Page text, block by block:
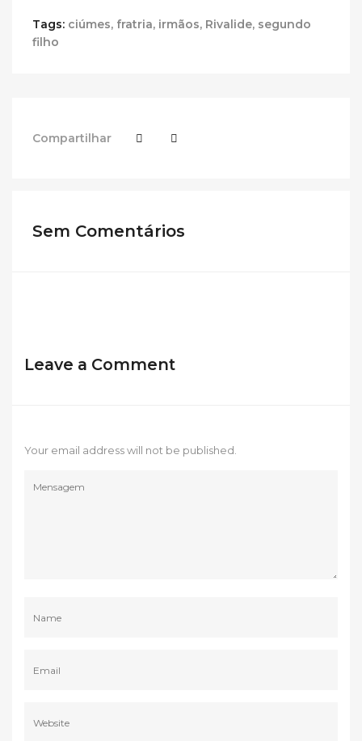
Tags: ciúmes, fratria, irmãos, Rivalide, segundo
filho
Compartilhar
Sem Comentários
Leave a Comment
Your email address will not be published.